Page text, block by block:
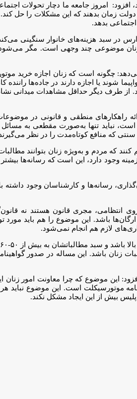
افزود: امروز جامعه ما دچار تحولات
زمان بدهند که این مشکلات را حل کند.
بدهد.
در سبد هزینه‌های خانوار سنگینی
برای زنان موضوعی چند وجهی است. مگر
چگونه است که زنان اجازه خرید
شوند یا اجازه دارند در جاده‌ها راننده
از طرف دیگر حداقل مشاهدات میدانی
راهکارهای منطقی و قانونی در
نباید تنها به‌صورت مقطعی به مسائل
سنتی که منافع کوتاه‌مدت را در نظر
کنند که مردم و به‌ویژه زنان بتوانند
وجود دارد، این است که رسانه‌ها
رسانه‌ها و کارشناسان وجود داشته
انتظامی، مجری قانون هستند نه
باشد. این موضوع را هم باید مورد
لازم هم انجام نمی‌شود.
زنان باشد. این مساله در صدور
این موضوع که چرا معاونت امور زنان
موتورسیکلت است. این موضوع نباید
بیش از این ایجاد مشکل نکند.